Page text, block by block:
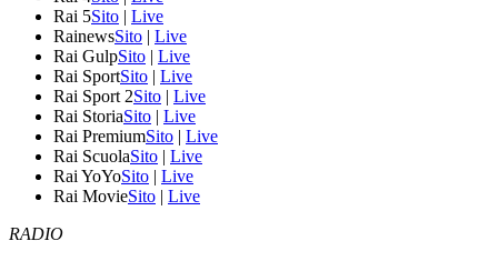
Rai 5Sito | Live
RainewsSito | Live
Rai GulpSito | Live
Rai SportSito | Live
Rai Sport 2Sito | Live
Rai StoriaSito | Live
Rai PremiumSito | Live
Rai ScuolaSito | Live
Rai YoYoSito | Live
Rai MovieSito | Live
RADIO